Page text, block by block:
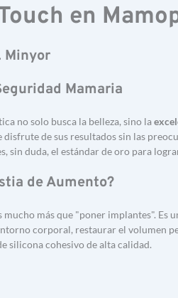
en
Minyor
Mamaria
no solo busca la belleza, sino la
de sus resultados sin las
sin duda, el estándar de oro para
de Aumento?
mucho más que "poner implantes".
corporal, restaurar el volumen
silicona cohesivo de alta calidad.